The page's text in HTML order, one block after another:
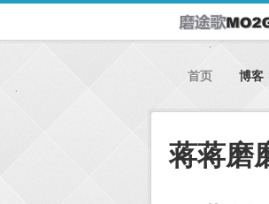
首页 博客
蒋蒋磨